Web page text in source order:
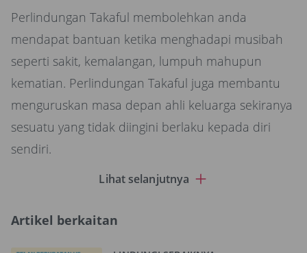
Perlindungan Takaful membolehkan anda
mendapat bantuan ketika menghadapi musibah
seperti sakit, kemalangan, lumpuh mahupun
kematian. Perlindungan Takaful juga membantu
menguruskan masa depan ahli keluarga sekiranya
sesuatu yang tidak diingini berlaku kepada diri
sendiri.
Lihat selanjutnya
Artikel berkaitan